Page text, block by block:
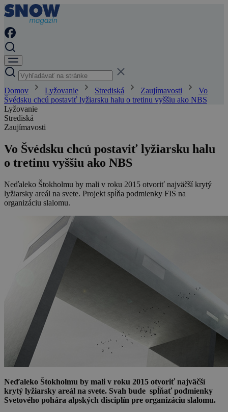
Domov Lyžovanie Strediská Zaujímavosti
Vo
Švédsku chcú postaviť lyžiarsku halu o tretinu vyššiu ako NBS
Lyžovanie
Strediská
Zaujímavosti
Vo Švédsku chcú postaviť lyžiarsku halu
o tretinu vyššiu ako NBS
Neďaleko Štokholmu by mali v roku 2015 otvoriť najväčší krytý
lyžiarsky areál na svete. Projekt spĺňa podmienky FIS na
organizáciu slalomu.
Neďaleko Štokholmu by mali v roku 2015 otvoriť najväčší
krytý lyžiarsky areál na svete. Svah bude spĺňať podmienky
Svetového pohára alpských disciplín pre organizáciu slalomu.